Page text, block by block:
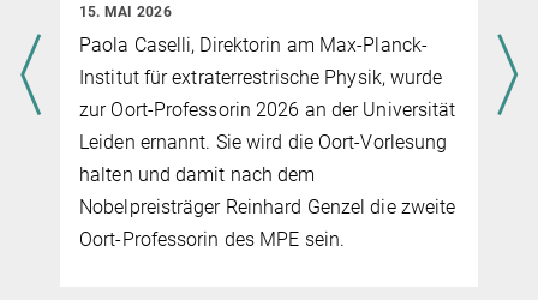
A&A, Vol.685, A82 (2024)
Source
DOI
JWST wirft Licht auf die Entwicklung kosmischen
Eiskörner
4. JULI 2024
Mit Hilfe des JWST gelang es einem Team von
Wissenschaftlerinnen und Wissenschaftlern, darunter Paola
15. MAI 2026
Paola Caselli, Direktorin am Max-Planck-
Institut für extraterrestrische Physik, wurde
zur Oort-Professorin 2026 an der Universität
Leiden ernannt. Sie wird die Oort-Vorlesung
halten und damit nach dem
Nobelpreisträger Reinhard Genzel die zweite
Oort-Professorin des MPE sein.